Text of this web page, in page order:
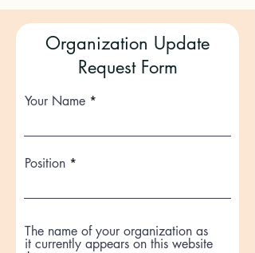
Organization Update
Request Form
Your Name
Position
The name of your organization as
it currently appears on this website